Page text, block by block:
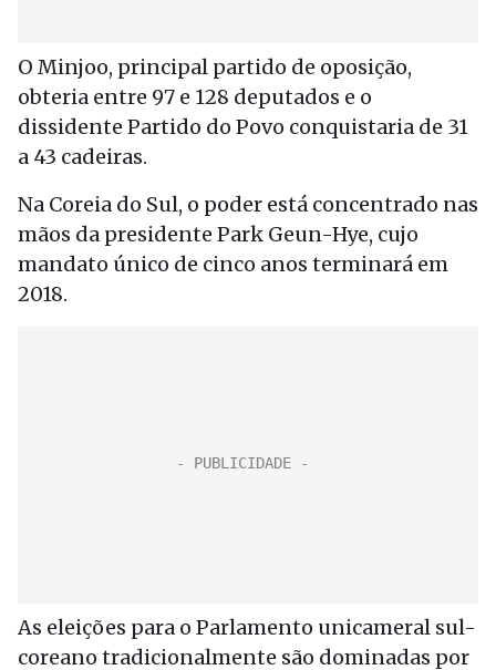
O Minjoo, principal partido de oposição,
obteria entre 97 e 128 deputados e o
dissidente Partido do Povo conquistaria de 31
a 43 cadeiras.
Na Coreia do Sul, o poder está concentrado nas
mãos da presidente Park Geun-Hye, cujo
mandato único de cinco anos terminará em
2018.
As eleições para o Parlamento unicameral sul-
coreano tradicionalmente são dominadas por